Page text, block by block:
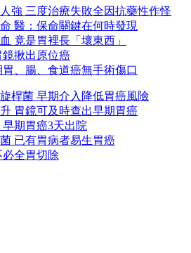
強 三度治療失敗全因抗藥性作怪
醫：保命關鍵在何時發現
竟是胃裡長「壞東西」
揪出原位癌
、腸、食道癌無手術傷口
桿菌 早期介入降低胃癌風險
胃鏡可及時查出早期胃癌
期胃癌3天出院
已有胃病者易生胃癌
全胃切除